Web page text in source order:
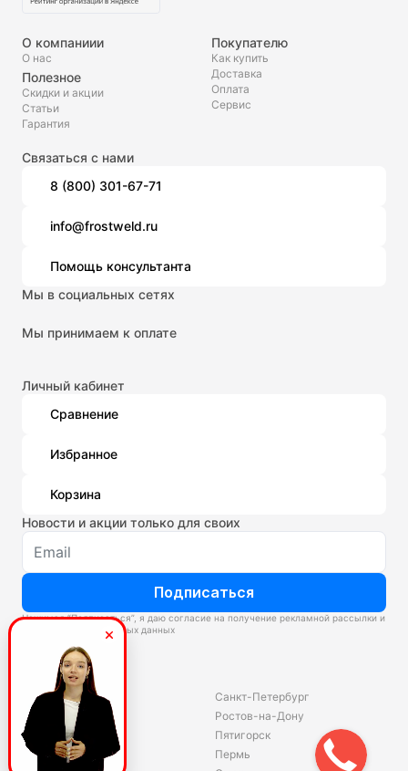
О компаниии
О нас
Полезное
Скидки и акции
Статьи
Гарантия
Покупателю
Как купить
Доставка
Оплата
Сервис
Связаться с нами
8 (800) 301-67-71
info@frostweld.ru
Помощь консультанта
Мы в социальных сетях
Мы принимаем к оплате
Личный кабинет
Сравнение
Избранное
Корзина
Новости и акции только для своих
Подписаться
Нажимая “Подписаться”, я даю согласие на получение рекламной рассылки и
обработку персональных данных
Склады
Владивосток
Екатеринбург
Красноярск
Волгоград
Санкт-Петербург
Ростов-на-Дону
Пятигорск
Пермь